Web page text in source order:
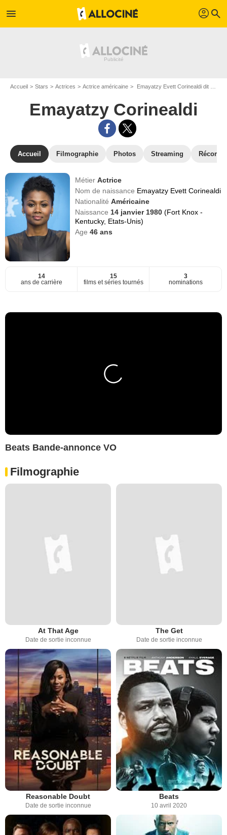
menu profil search
Accueil Stars Actrices Actrice américaine Emayatzy Evett Corinealdi dit Emayatzy Corinealdi
Emayatzy Corinealdi
Accueil Filmographie Photos Streaming
MétierActrice
Nom de naissance Emayatzy Evett Corinealdi
NationalitéAméricaine
Naissance 14 janvier 1980(Fort Knox -
Kentucky, Etats-Unis)
Age46 ans
14
ans de carrière
15
films et séries tournés
3
nominations
Beats Bande-annonce VO
Filmographie
At That Age
Date de sortie inconnue
The Get
Date de sortie inconnue
Reasonable Doubt
Date de sortie inconnue
Beats
10 avril 2020